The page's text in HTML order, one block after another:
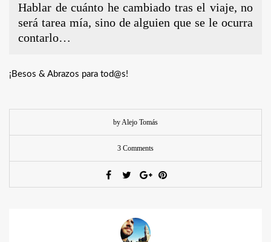
Hablar de cuánto he cambiado tras el viaje, no
será tarea mía, sino de alguien que se le ocurra
contarlo…
¡Besos & Abrazos para tod@s!
by Alejo Tomás
3 Comments